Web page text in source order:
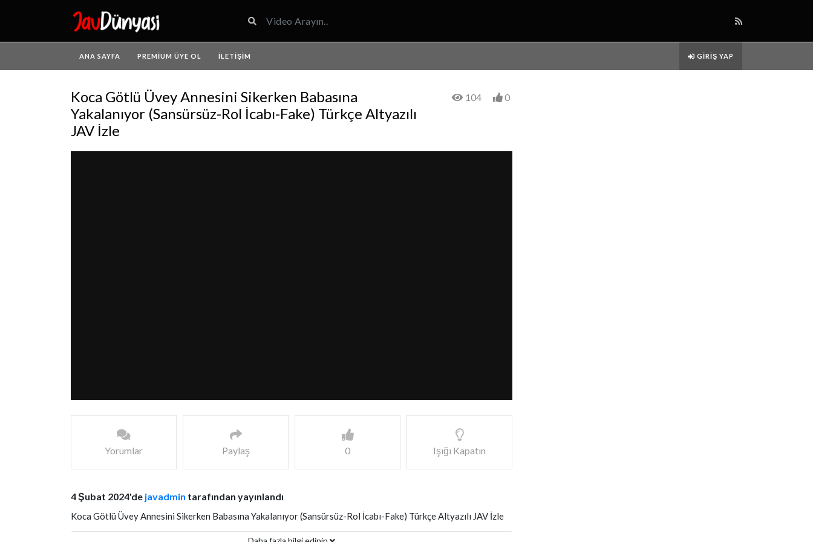
ANA SAYFA PREMIUM ÜYE OL İLETIŞIM GIRIŞ YAP
Koca Götlü Üvey Annesini Sikerken Babasına
Yakalanıyor (Sansürsüz-Rol İcabı-Fake) Türkçe Altyazılı
JAV İzle
104 0
Yorumlar Paylaş 0 Işığı Kapatın
4 Şubat 2024'de javadmin tarafından yayınlandı
Koca Götlü Üvey Annesini Sikerken Babasına Yakalanıyor (Sansürsüz-Rol İcabı-Fake) Türkçe Altyazılı JAV İzle